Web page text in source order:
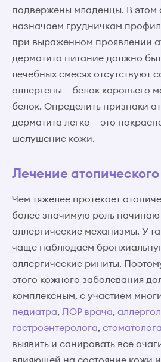
подвержены младенцы. В этом
назначаем грудничкам
при выраженном проявлении
дерматита питание должно
лечебных смесях отсутствуют
аллергены – белок коровьего
белок. Определить признаки
дерматита легко – это
шелушение кожи.
Лечение
Чем тяжелее протекает
более значимую роль
аллергические механизмы. У
чаще наблюдаем
аллергические риниты.
этого кожного заболевания
комплексным, с участием
педиатра, ЛОР врача,
гастроэнтеролога, стоматолога
выявить и санировать все
влияющей на состояние кожи